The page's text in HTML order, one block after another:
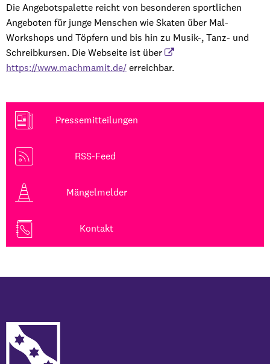
Die Angebotspalette reicht von besonderen sportlichen
Angeboten für junge Menschen wie Skaten über Mal-
Workshops und Töpfern und bis hin zu Musik-, Tanz- und
Schreibkursen. Die Webseite ist über
https://www.machmamit.de/ erreichbar.
Pressemitteilungen
RSS-Feed
Mängelmelder
Kontakt